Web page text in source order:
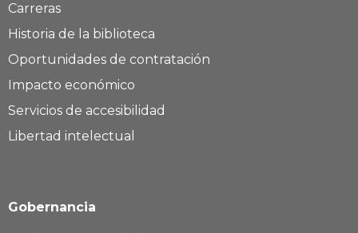
Carreras
Historia de la biblioteca
Oportunidades de contratación
Impacto económico
Servicios de accesibilidad
Libertad intelectual
Gobernancia